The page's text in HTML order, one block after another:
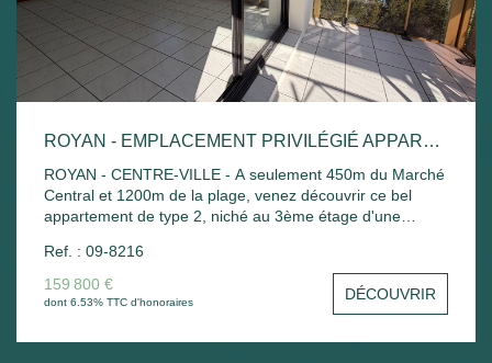
ROYAN - EMPLACEMENT PRIVILÉGIÉ APPARTEMENT LUMINEUX PROCHE DU MARCHÉ CENTRAL
ROYAN - CENTRE-VILLE - A seulement 450m du Marché
Central et 1200m de la plage, venez découvrir ce bel
appartement de type 2, niché au 3ème étage d'une
pièce de vie lumineuse s'ouvrant sur un balcon agréable,
d'une cuisine aménagée fonctionnelle, d'une chambre
avec placard intégré, d'une salle de bains et d'un WC
séparé. Un bien soigné, parfait pour un pied-à-terre ou un
investissement de qualité. Ravalement façades en cours
Ref. : 09-8216
159 800 €
dont 6.53% TTC d'honoraires DÉCOUVRIR